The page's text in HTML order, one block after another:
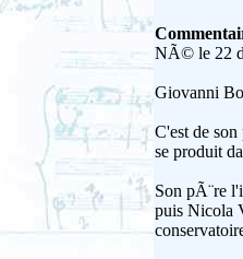
NÃ© le 22
Giovanni
C'est de
se produit
Son pÃ¨re
puis Nicola